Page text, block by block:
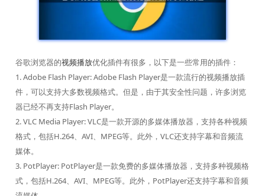
谷歌浏览器的视频播放优化插件有很多，以下是一些常用的插件：
1. Adobe Flash Player: Adobe Flash Player是一款流行的视频播放插
件，可以支持大多数视频格式。但是，由于其安全性问题，许多浏览
器已经不再支持Flash Player。
2. VLC Media Player: VLC是一款开源的多媒体播放器，支持各种视频
格式，包括H.264、AVI、MPEG等。此外，VLC还支持字幕和音频流
媒体。
3. PotPlayer: PotPlayer是一款免费的多媒体播放器，支持多种视频格
式，包括H.264、AVI、MPEG等。此外，PotPlayer还支持字幕和音频